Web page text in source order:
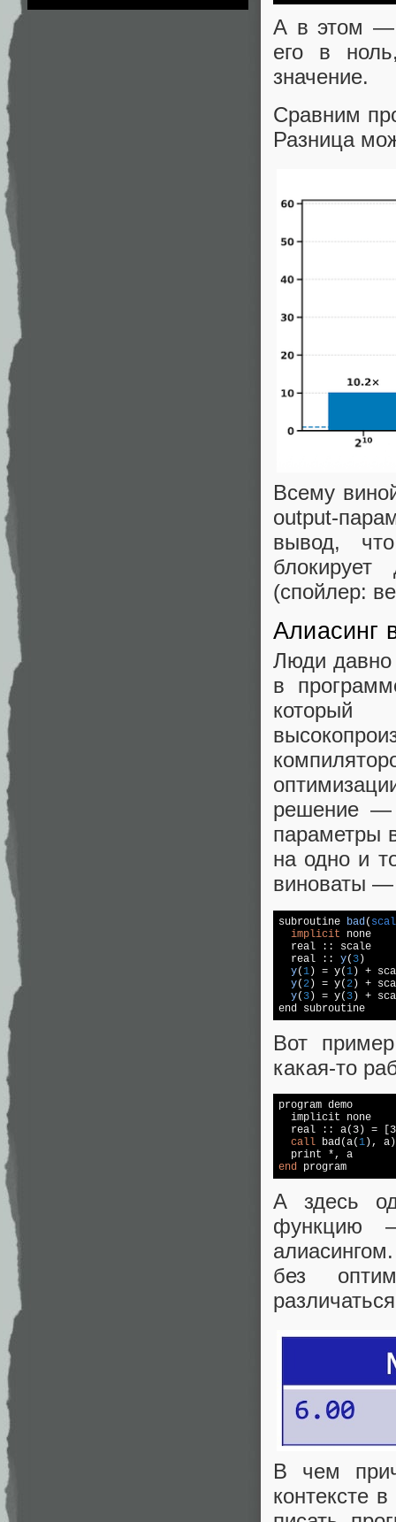
А в этом —
его в
значение.
Сравним
Разница
Всему
output-
вывод,
(спойлер:
Алиасинг
Люди давно
в
решение —
параметры
на одно и
виноваты —
subroutine bad (
implicit none
  real :: scale
  real ::
y( 3)
y( 1) = y( 1) +
y(2) = y(2) +
y( 3) = y( 3) +
end subroutine
Вот
какая-то
program demo
  implicit none
real :: a(3) =
call bad(a( 1), a)
end program
А здесь
функцию
без
В чем
контексте